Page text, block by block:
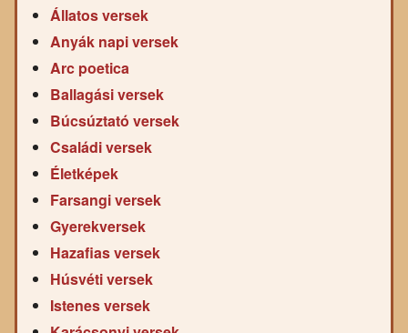
Állatos versek
Anyák napi versek
Arc poetica
Ballagási versek
Búcsúztató versek
Családi versek
Életképek
Farsangi versek
Gyerekversek
Hazafias versek
Húsvéti versek
Istenes versek